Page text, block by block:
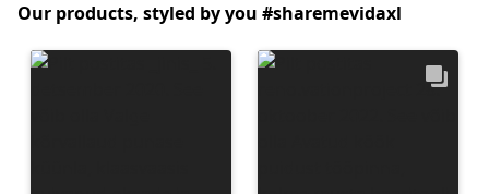
Our products, styled by you #sharemevidaxl